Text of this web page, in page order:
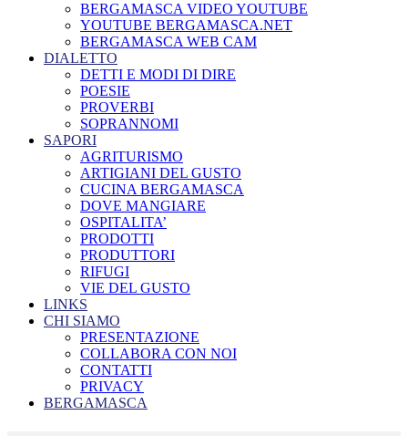
BERGAMASCA VIDEO YOUTUBE
YOUTUBE BERGAMASCA.NET
BERGAMASCA WEB CAM
DIALETTO
DETTI E MODI DI DIRE
POESIE
PROVERBI
SOPRANNOMI
SAPORI
AGRITURISMO
ARTIGIANI DEL GUSTO
CUCINA BERGAMASCA
DOVE MANGIARE
OSPITALITA’
PRODOTTI
PRODUTTORI
RIFUGI
VIE DEL GUSTO
LINKS
CHI SIAMO
PRESENTAZIONE
COLLABORA CON NOI
CONTATTI
PRIVACY
BERGAMASCA